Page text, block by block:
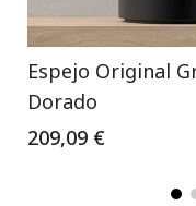
Espejo Original
Dorado
209,09 €